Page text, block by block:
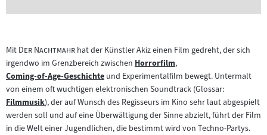
Mit "Der Nachtmahr"hat der Künstler Akiz einen Film gedreht, der sich
irgendwo im Grenzbereich zwischen Zum
Inhalt:
Horrorfilm,
Zum
Inhalt:
Coming-of-Age-Geschichte und Experimentalfilm bewegt. Untermalt
von einem oft wuchtigen elektronischen Soundtrack (Glossar:
Zum
Inhalt:
Filmmusik), der auf Wunsch des Regisseurs im Kino sehr laut abgespielt
werden soll und auf eine Überwältigung der Sinne abzielt, führt der Film
in die Welt einer Jugendlichen, die bestimmt wird von Techno-Partys.